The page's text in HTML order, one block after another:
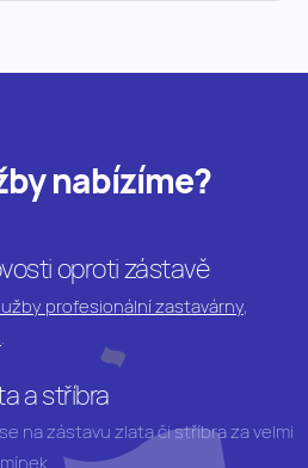
nabízíme?
oproti zástavě
profesionální zastavárny,
.
a stříbra
na zástavu zlata či stříbra za velmi